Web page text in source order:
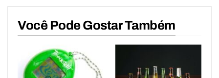
Você Pode Gostar Também